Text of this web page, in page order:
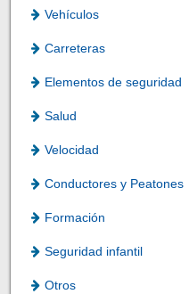
Vehículos
Carreteras
Elementos de seguridad
Salud
Velocidad
Conductores y Peatones
Formación
Seguridad infantil
Otros